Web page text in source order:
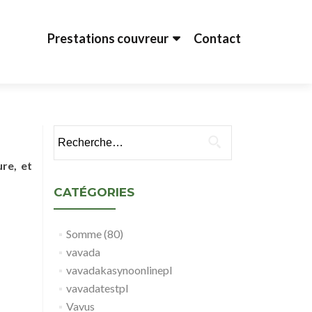
Prestations couvreur Contact
et
CATÉGORIES
Somme (80)
vavada
vavadakasynoonlinepl
vavadatestpl
Vavus